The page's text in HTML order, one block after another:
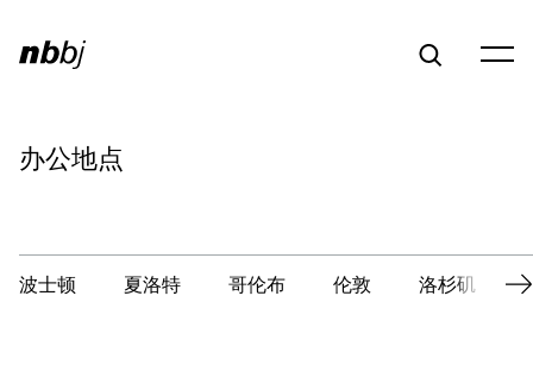
办公地点
波士顿 夏洛特 哥伦布 伦敦 洛杉矶